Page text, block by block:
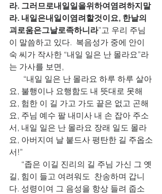
라. 그러므로내일일을위하여염려하지말
라. 내일은내일이염려할것이요, 한날의
괴로움은그날로족하니라”고 우리 주님
이 말씀하고 있다.  복음성가 중에 안이
숙 씨가 작사한 “내일 일은 난 몰라요”라
는 가사를 보면,
“내일 일은 난 몰라요 하루 하루 살아
요, 불행이나 요행함도 내 뜻대로 못해
요, 험한 이 길 가고 가도 끝은 없고 곤해
요, 주님 예수 팔 내미사 내 손 잡아 주소
서, 내일 일은 난 몰라요 장래 일도 몰라
요, 아버지여 날 붙드사 평탄한 길 주옵소
서!”
“좁은 이길 진리의 길 주님 가신 그 옛
길, 힘이 들고 여려워도  찬송하며 갑니
다. 성령이여 그 음성을 항상 들려 줍소